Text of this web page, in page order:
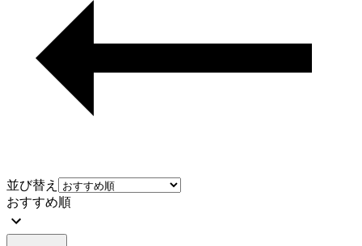
並び替え
おすすめ順